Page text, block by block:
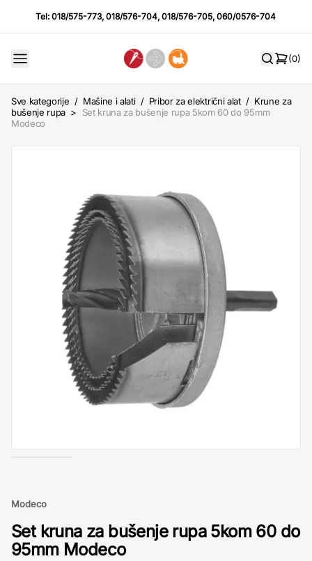
Tel:018/575-773,018/576-704,018/576-705,060/0576-704
(0)
Sve kategorije / Mašine i alati / Pribor za električni alat / Krune za
bušenje rupa > Set kruna za bušenje rupa 5kom 60 do 95mm
Modeco
Modeco
Set kruna za bušenje rupa 5kom 60 do
95mm Modeco